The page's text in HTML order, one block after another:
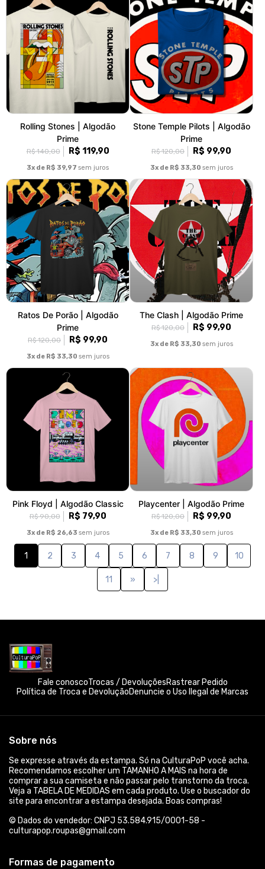
Rolling Stones | Algodão
Prime
R$ 140,00 R$ 119,90
3x de R$ 39,97 sem juros
Stone Temple Pilots | Algodão
Prime
R$ 120,00 R$ 99,90
3x de R$ 33,30 sem juros
Ratos De Porão | Algodão
Prime
R$ 120,00 R$ 99,90
3x de R$ 33,30 sem juros
The Clash | Algodão Prime
R$ 120,00 R$ 99,90
3x de R$ 33,30 sem juros
Pink Floyd | Algodão Classic
R$ 90,00 R$ 79,90
3x de R$ 26,63 sem juros
Playcenter | Algodão Prime
R$ 120,00 R$ 99,90
3x de R$ 33,30 sem juros
1 2 3 4 5 6 7 8 9 10
11 » >|
Fale conoscoTrocas / DevoluçõesRastrear Pedido
Política de Troca e DevoluçãoDenuncie o Uso Ilegal de Marcas
Sobre nós
Se expresse através da estampa. Só na CulturaPoP você acha.
Recomendamos escolher um TAMANHO A MAIS na hora de
comprar a sua camiseta e não passar pelo transtorno da troca.
Veja a TABELA DE MEDIDAS em cada produto. Use o buscador do
site para encontrar a estampa desejada. Boas compras!
© Dados do vendedor: CNPJ 53.584.915/0001-58 -
culturapop.roupas@gmail.com
Formas de pagamento